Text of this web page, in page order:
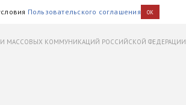
Пользовательского соглашения OK
МАССОВЫХ КОММУНИКАЦИЙ РОССИЙСКОЙ ФЕДЕРАЦИИ